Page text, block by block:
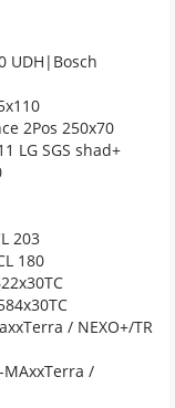
UDH|Bosch
2Pos 250x70
LG SGS shad+
203
180
/ NEXO+/TR
MAxxTerra /